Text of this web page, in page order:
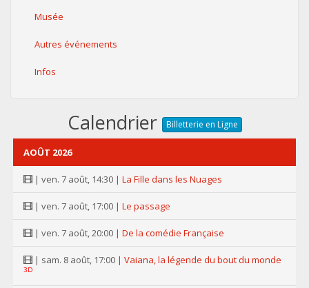
Musée
Autres événements
Infos
Calendrier Billetterie en Ligne
AOÛT 2026
| ven. 7 août, 14:30 | La Fille dans les Nuages
| ven. 7 août, 17:00 | Le passage
| ven. 7 août, 20:00 | De la comédie Française
| sam. 8 août, 17:00 | Vaiana, la légende du bout du monde
3D